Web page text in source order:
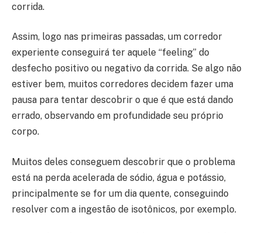
corrida.
Assim, logo nas primeiras passadas, um corredor
experiente conseguirá ter aquele “feeling” do
desfecho positivo ou negativo da corrida. Se algo não
estiver bem, muitos corredores decidem fazer uma
pausa para tentar descobrir o que é que está dando
errado, observando em profundidade seu próprio
corpo.
Muitos deles conseguem descobrir que o problema
está na perda acelerada de sódio, água e potássio,
principalmente se for um dia quente, conseguindo
resolver com a ingestão de isotônicos, por exemplo.